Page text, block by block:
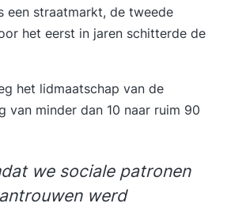
een straatmarkt, de tweede
het eerst in jaren schitterde de
het lidmaatschap van de
van minder dan 10 naar ruim 90
we sociale patronen
werd